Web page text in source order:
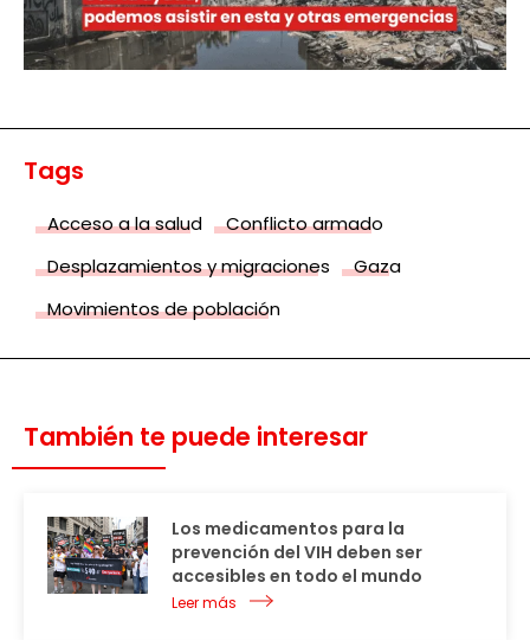
Tags
Acceso a la salud
Conflicto armado
Desplazamientos y migraciones
Gaza
Movimientos de población
También te puede interesar
Los medicamentos para la
prevención del VIH deben ser
accesibles en todo el mundo
Leer más